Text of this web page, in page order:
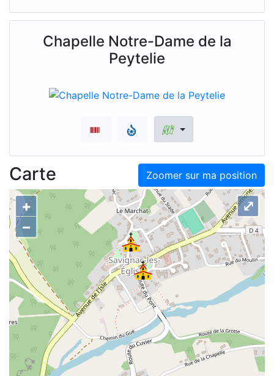
Chapelle Notre-Dame de la
Peytelie
Zoomer sur ma position
Carte
+
–
⤢